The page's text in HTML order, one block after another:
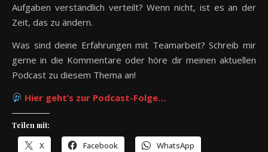
Aufgaben verständlich verteilt? Wenn nicht, ist es an der
Zeit, das zu ändern.
Was sind deine Erfahrungen mit Teamarbeit? Schreib mir
gerne in die Kommentare oder höre dir meinen aktuellen
Podcast zu diesem Thema an!
Hier geht’s zur Podcast-Folge…
Teilen mit:
X Facebook WhatsApp